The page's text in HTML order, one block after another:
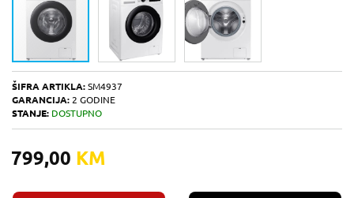
ŠIFRA ARTIKLA: SM4937
GARANCIJA: 2 GODINE
STANJE: DOSTUPNO
799,00 KM